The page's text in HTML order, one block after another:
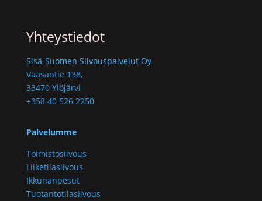
Yhteystiedot
Sisä-Suomen Siivouspalvelut Oy
Vaasantie 138,
33470 Ylöjärvi
+358 40 526 2250
Palvelumme
Toimistosiivous
Liiketilasiivous
Ikkunanpesut
Tuotantotilasiivous